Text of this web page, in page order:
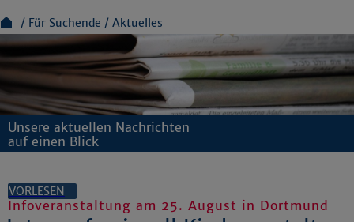
Für Suchende Aktuelles
Unsere aktuellen Nachrichten
auf einen Blick
VORLESEN
Infoveranstaltung am 25. August in Dortmund